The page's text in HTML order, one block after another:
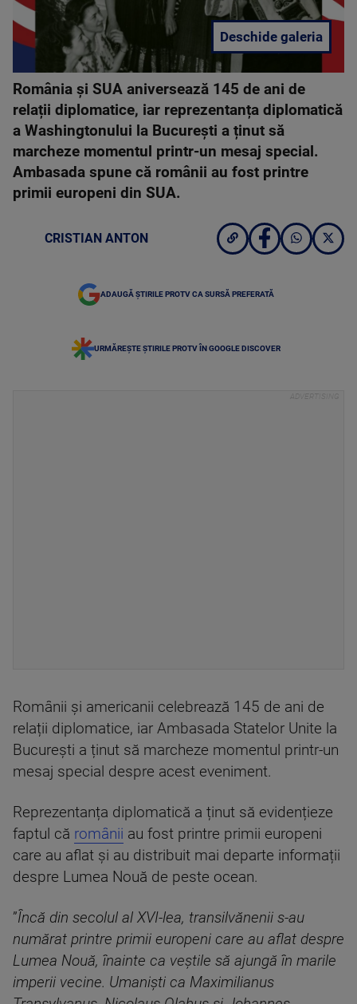
Deschide galeria
România și SUA aniversează 145 de ani de
relații diplomatice, iar reprezentanța diplomatică
a Washingtonului la București a ținut să
marcheze momentul printr-un mesaj special.
Ambasada spune că românii au fost printre
primii europeni din SUA.
CRISTIAN ANTON
ADAUGĂ ȘTIRILE PROTV CA SURSĂ PREFERATĂ
URMĂREȘTE ȘTIRILE PROTV ÎN GOOGLE DISCOVER
Românii și americanii celebrează 145 de ani de
relații diplomatice, iar Ambasada Statelor Unite la
București a ținut să marcheze momentul printr-un
mesaj special despre acest eveniment.
Reprezentanța diplomatică a ținut să evidențieze
faptul că românii au fost printre primii europeni
care au aflat și au distribuit mai departe informații
despre Lumea Nouă de peste ocean.
”Încă din secolul al XVI-lea, transilvănenii s-au
numărat printre primii europeni care au aflat despre
Lumea Nouă, înainte ca veștile să ajungă în marile
imperii vecine. Umaniști ca Maximilianus